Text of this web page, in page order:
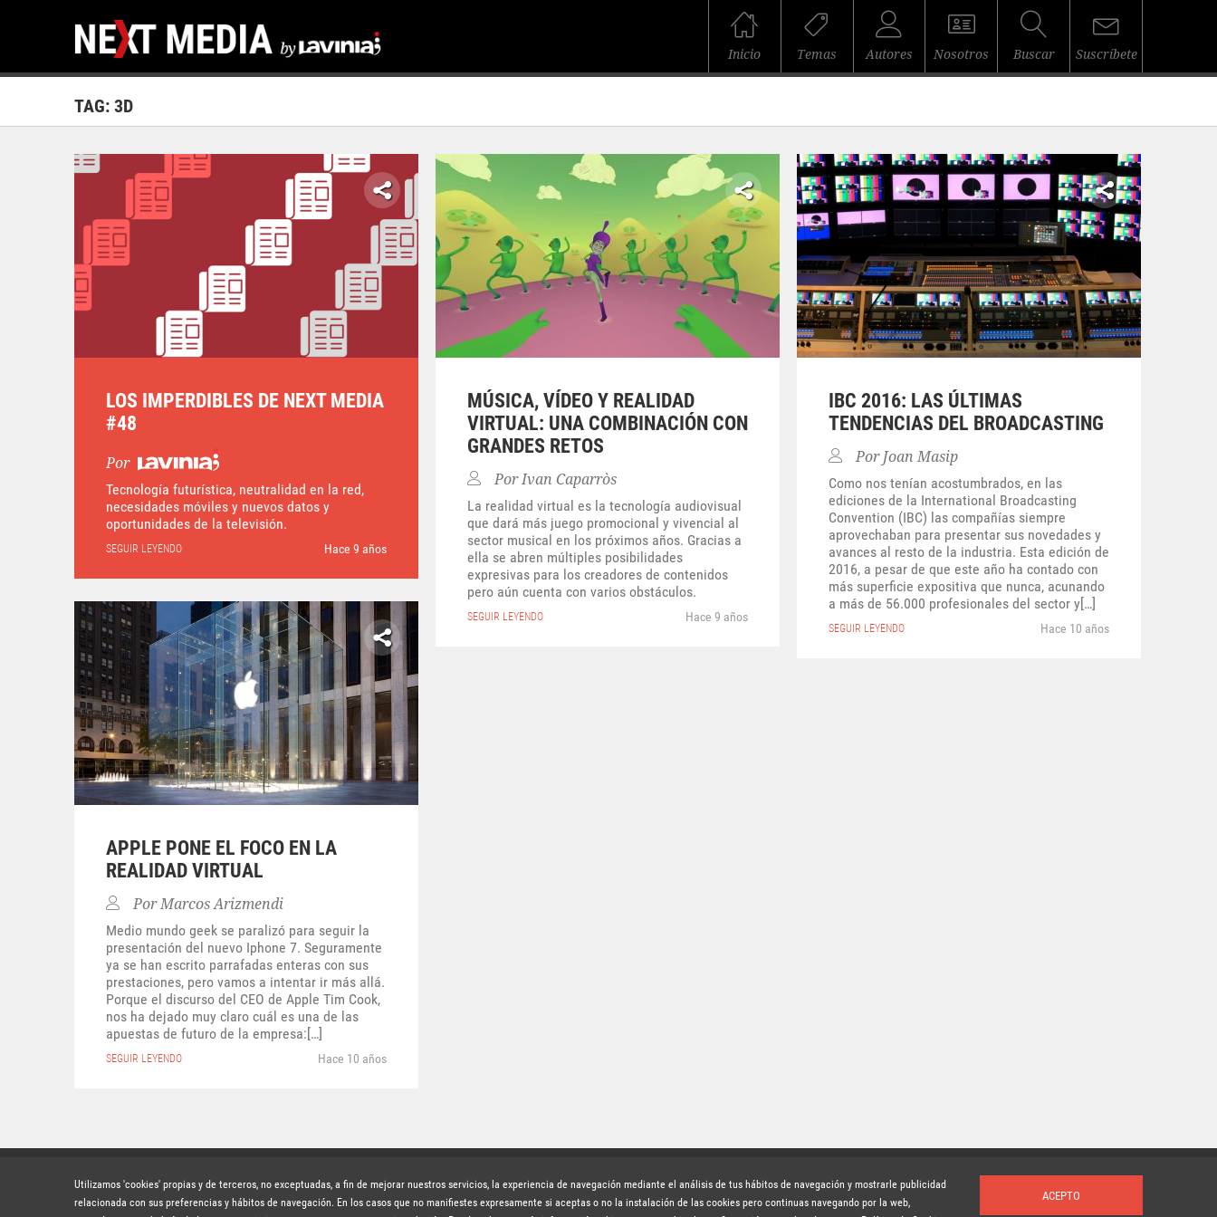
Inicio Temas Autores Nosotros Buscar Suscríbete
TAG: 3D
LOS IMPERDIBLES DE NEXT MEDIA
#48
Por
Tecnología futurística, neutralidad en la red,
necesidades móviles y nuevos datos y
oportunidades de la televisión.
SEGUIR LEYENDO Hace 9 años
MÚSICA, VÍDEO Y REALIDAD
VIRTUAL: UNA COMBINACIÓN CON
GRANDES RETOS
PorIvan Caparròs
La realidad virtual es la tecnología audiovisual
que dará más juego promocional y vivencial al
sector musical en los próximos años. Gracias a
ella se abren múltiples posibilidades
expresivas para los creadores de contenidos
pero aún cuenta con varios obstáculos.
SEGUIR LEYENDO Hace 9 años
IBC 2016: LAS ÚLTIMAS
TENDENCIAS DEL BROADCASTING
Por Joan Masip
Como nos tenían acostumbrados, en las
ediciones de la International Broadcasting
Convention (IBC) las compañías siempre
aprovechaban para presentar sus novedades y
avances al resto de la industria. Esta edición de
2016, a pesar de que este año ha contado con
más superficie expositiva que nunca, acunando
a más de 56.000 profesionales del sector y[…]
SEGUIR LEYENDO Hace 10 años
APPLE PONE EL FOCO EN LA
REALIDAD VIRTUAL
PorMarcos Arizmendi
Medio mundo geek se paralizó para seguir la
presentación del nuevo Iphone 7. Seguramente
ya se han escrito parrafadas enteras con sus
prestaciones, pero vamos a intentar ir más allá.
Porque el discurso del CEO de Apple Tim Cook,
nos ha dejado muy claro cuál es una de las
apuestas de futuro de la empresa:[…]
SEGUIR LEYENDO Hace 10 años
Utilizamos 'cookies' propias y de terceros, no exceptuadas, a fin de mejorar nuestros servicios, la experiencia de navegación mediante el análisis de tus hábitos de navegación y mostrarle publicidad
relacionada con sus preferencias y hábitos de navegación. En los casos que no manifiestes expresamente si aceptas o no la instalación de las cookies pero continuas navegando por la web,
ACEPTO